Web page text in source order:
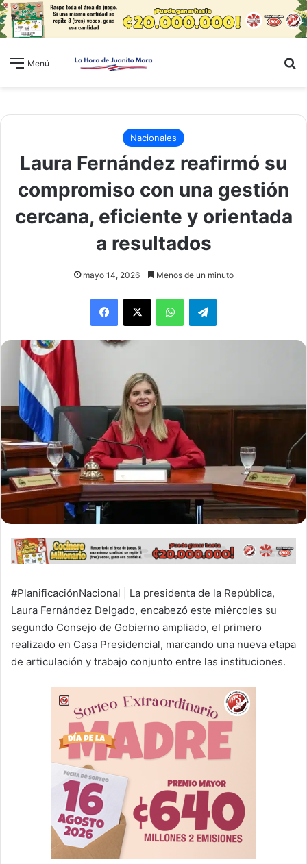
Menú
Nacionales
Laura Fernández reafirmó su
compromiso con una gestión
cercana, eficiente y orientada
a resultados
mayo 14, 2026 Menos de un minuto
WhatsAppTelegram
#PlanificaciónNacional | La presidenta de la República,
Laura Fernández Delgado, encabezó este miércoles su
segundo Consejo de Gobierno ampliado, el primero
realizado en Casa Presidencial, marcando una nueva etapa
de articulación y trabajo conjunto entre las instituciones.